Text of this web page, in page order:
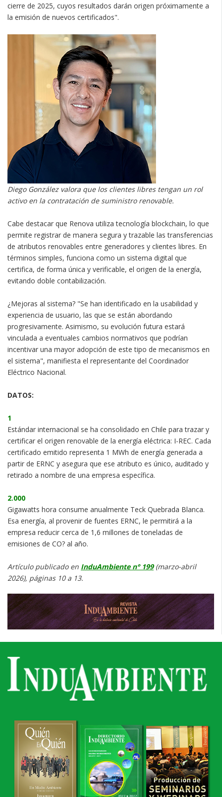
cierre de 2025, cuyos resultados darán origen próximamente a
la emisión de nuevos certificados".
Diego González valora que los clientes libres tengan un rol
activo en la contratación de suministro renovable.
Cabe destacar que Renova utiliza tecnología blockchain, lo que
permite registrar de manera segura y trazable las transferencias
de atributos renovables entre generadores y clientes libres. En
términos simples, funciona como un sistema digital que
certifica, de forma única y verificable, el origen de la energía,
evitando doble contabilización.
¿Mejoras al sistema? "Se han identificado en la usabilidad y
experiencia de usuario, las que se están abordando
progresivamente. Asimismo, su evolución futura estará
vinculada a eventuales cambios normativos que podrían
incentivar una mayor adopción de este tipo de mecanismos en
el sistema", manifiesta el representante del Coordinador
Eléctrico Nacional.
DATOS:
1
Estándar internacional se ha consolidado en Chile para trazar y
certificar el origen renovable de la energía eléctrica: I-REC. Cada
certificado emitido representa 1 MWh de energía generada a
partir de ERNC y asegura que ese atributo es único, auditado y
retirado a nombre de una empresa específica.
2.000
Gigawatts hora consume anualmente Teck Quebrada Blanca.
Esa energía, al provenir de fuentes ERNC, le permitirá a la
empresa reducir cerca de 1,6 millones de toneladas de
emisiones de CO? al año.
Artículo publicado en InduAmbiente n° 199(marzo-abril
2026), páginas 10 a 13.